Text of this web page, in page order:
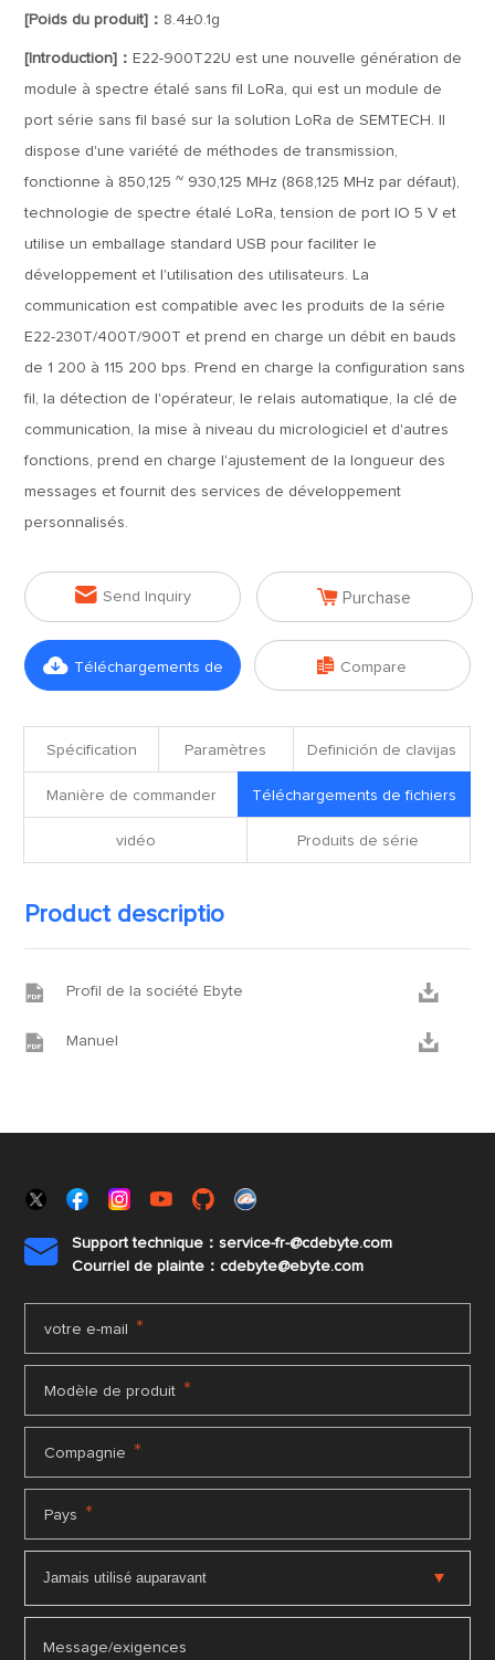
[Poids du produit]： 8.4±0.1g
[Introduction]： E22-900T22U est une nouvelle génération de
module à spectre étalé sans fil LoRa, qui est un module de
port série sans fil basé sur la solution LoRa de SEMTECH. Il
dispose d'une variété de méthodes de transmission,
fonctionne à 850,125 ~ 930,125 MHz (868,125 MHz par défaut),
technologie de spectre étalé LoRa, tension de port IO 5 V et
utilise un emballage standard USB pour faciliter le
développement et l'utilisation des utilisateurs. La
communication est compatible avec les produits de la série
E22-230T/400T/900T et prend en charge un débit en bauds
de 1 200 à 115 200 bps. Prend en charge la configuration sans
fil, la détection de l'opérateur, le relais automatique, la clé de
communication, la mise à niveau du micrologiciel et d'autres
fonctions, prend en charge l'ajustement de la longueur des
messages et fournit des services de développement
personnalisés.
 Send Inquiry  Purchase
 Téléchargements de  Compare
Spécification Paramètres Definición de clavijas
Manière de commander Téléchargements de fichiers
vidéo Produits de série
Product descriptio
 Profil de la société Ebyte 
 Manuel 

Support technique：service-fr-@cdebyte.com
Courriel de plainte：cdebyte@ebyte.com
votre e-mail *
Modèle de produit *
Compagnie *
Pays *
Message/exigences